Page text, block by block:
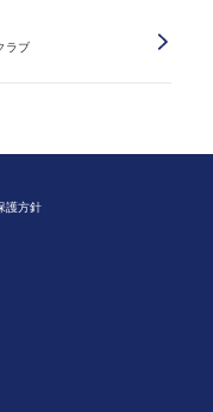
ラブ
護方針